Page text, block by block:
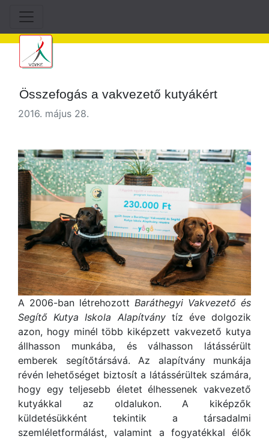
Összefogás a vakvezető kutyákért
2016. május 28.
A 2006-ban létrehozott Baráthegyi Vakvezető és
Segítő Kutya Iskola Alapítványtíz éve dolgozik
azon, hogy minél több kiképzett vakvezető kutya
állhasson munkába, és válhasson látássérült
emberek segítőtársává. Az alapítvány munkája
révén lehetőséget biztosít a látássérültek számára,
hogy egy teljesebb életet élhessenek vakvezető
kutyákkal az oldalukon. A kiképzők
küldetésükként tekintik a társadalmi
szemléletformálást, valamint a fogyatékkal élők